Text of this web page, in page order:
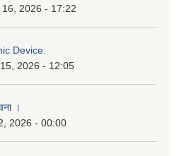
2026 - 17:22
Device.
2026 - 12:05
।
2026 - 00:00